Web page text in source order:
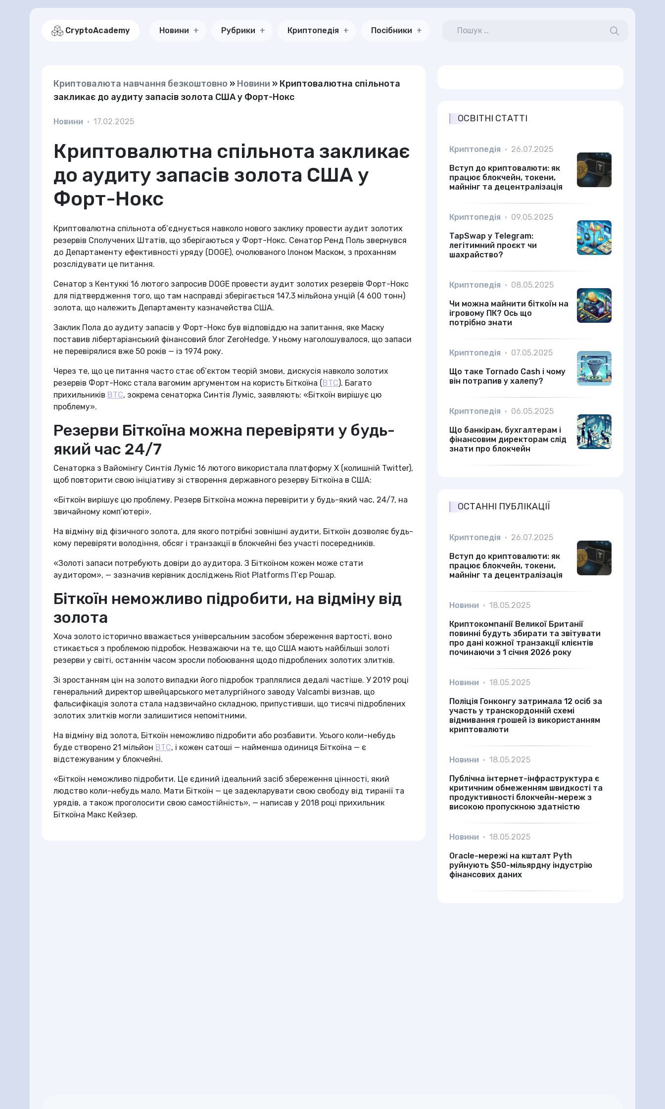
CryptoAcademy Новини Рубрики Криптопедія Посібники
Криптовалюта навчання безкоштовно » Новини » Криптовалютна спільнота
закликає до аудиту запасів золота США у Форт-Нокс
Новини • 17.02.2025
Криптовалютна спільнота закликає
до аудиту запасів золота США у
Форт-Нокс
Криптовалютна спільнота об’єднується навколо нового заклику провести аудит золотих
резервів Сполучених Штатів, що зберігаються у Форт-Нокс. Сенатор Ренд Поль звернувся
до Департаменту ефективності уряду (DOGE), очолюваного Ілоном Маском, з проханням
розслідувати це питання.
Сенатор з Кентуккі 16 лютого запросив DOGE провести аудит золотих резервів Форт-Нокс
для підтвердження того, що там насправді зберігається 147,3 мільйона унцій (4 600 тонн)
золота, що належить Департаменту казначейства США.
Заклик Пола до аудиту запасів у Форт-Нокс був відповіддю на запитання, яке Маску
поставив лібертаріанський фінансовий блог ZeroHedge. У ньому наголошувалося, що запаси
не перевірялися вже 50 років — із 1974 року.
Через те, що це питання часто стає об’єктом теорій змови, дискусія навколо золотих
резервів Форт-Нокс стала вагомим аргументом на користь Біткоїна (BTC). Багато
прихильників BTC, зокрема сенаторка Синтія Луміс, заявляють: «Біткоїн вирішує цю
проблему».
Резерви Біткоїна можна перевіряти у будь-
який час 24/7
Сенаторка з Вайомінгу Синтія Луміс 16 лютого використала платформу X (колишній Twitter),
щоб повторити свою ініціативу зі створення державного резерву Біткоїна в США:
«Біткоїн вирішує цю проблему. Резерв Біткоїна можна перевірити у будь-який час, 24/7, на
звичайному комп’ютері».
На відміну від фізичного золота, для якого потрібні зовнішні аудити, Біткоїн дозволяє будь-
кому перевіряти володіння, обсяг і транзакції в блокчейні без участі посередників.
«Золоті запаси потребують довіри до аудитора. З Біткоїном кожен може стати
аудитором», — зазначив керівник досліджень Riot Platforms П’єр Рошар.
Біткоїн неможливо підробити, на відміну від
золота
Хоча золото історично вважається універсальним засобом збереження вартості, воно
стикається з проблемою підробок. Незважаючи на те, що США мають найбільші золоті
резерви у світі, останнім часом зросли побоювання щодо підроблених золотих злитків.
Зі зростанням цін на золото випадки його підробок траплялися дедалі частіше. У 2019 році
генеральний директор швейцарського металургійного заводу Valcambi визнав, що
фальсифікація золота стала надзвичайно складною, припустивши, що тисячі підроблених
золотих злитків могли залишитися непомітними.
На відміну від золота, Біткоїн неможливо підробити або розбавити. Усього коли-небудь
буде створено 21 мільйон BTC, і кожен сатоші — найменша одиниця Біткоїна — є
відстежуваним у блокчейні.
«Біткоїн неможливо підробити. Це єдиний ідеальний засіб збереження цінності, який
людство коли-небудь мало. Мати Біткоїн — це задекларувати свою свободу від тиранії та
урядів, а також проголосити свою самостійність», — написав у 2018 році прихильник
Біткоїна Макс Кейзер.
ОСВІТНІ СТАТТІ
Криптопедія • 26.07.2025
Вступ до криптовалюти: як
працює блокчейн, токени,
майнінг та децентралізація
Криптопедія • 09.05.2025
TapSwap у Telegram:
легітимний проєкт чи
шахрайство?
Криптопедія • 08.05.2025
Чи можна майнити біткоїн на
ігровому ПК? Ось що
потрібно знати
Криптопедія • 07.05.2025
Що таке Tornado Cash і чому
він потрапив у халепу?
Криптопедія • 06.05.2025
Що банкірам, бухгалтерам і
фінансовим директорам слід
знати про блокчейн
ОСТАННІ ПУБЛІКАЦІЇ
Криптопедія • 26.07.2025
Вступ до криптовалюти: як
працює блокчейн, токени,
майнінг та децентралізація
Новини • 18.05.2025
Криптокомпанії Великої Британії
повинні будуть збирати та звітувати
про дані кожної транзакції клієнтів
починаючи з 1 січня 2026 року
Новини • 18.05.2025
Поліція Гонконгу затримала 12 осіб за
участь у транскордонній схемі
відмивання грошей із використанням
криптовалюти
Новини • 18.05.2025
Публічна інтернет-інфраструктура є
критичним обмеженням швидкості та
продуктивності блокчейн-мереж з
високою пропускною здатністю
Новини • 18.05.2025
Oracle-мережі на кшталт Pyth
руйнують $50-мільярдну індустрію
фінансових даних